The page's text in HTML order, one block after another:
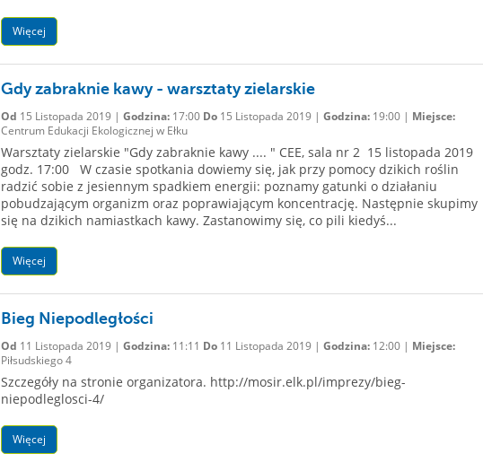
Więcej
Gdy zabraknie kawy - warsztaty zielarskie
Od 15 Listopada 2019 | Godzina:17:00 Do15 Listopada 2019 | Godzina:19:00 | Miejsce:
Centrum Edukacji Ekologicznej w Ełku
Warsztaty zielarskie "Gdy zabraknie kawy .... " CEE, sala nr 2 15 listopada 2019
godz. 17:00 W czasie spotkania dowiemy się, jak przy pomocy dzikich roślin
radzić sobie z jesiennym spadkiem energii: poznamy gatunki o działaniu
pobudzającym organizm oraz poprawiającym koncentrację. Następnie skupimy
się na dzikich namiastkach kawy. Zastanowimy się, co pili kiedyś...
Więcej
Bieg Niepodległości
Od 11 Listopada 2019 | Godzina:11:11 Do11 Listopada 2019 | Godzina:12:00 | Miejsce:
Piłsudskiego 4
Szczegóły na stronie organizatora. http://mosir.elk.pl/imprezy/bieg-
niepodleglosci-4/
Więcej